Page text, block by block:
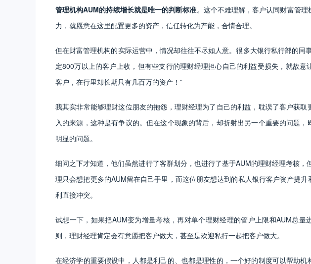
管理机构AUM的持续增长就是唯一的判断标准。这个不难理解，客户认同财富管
力，就愿意在这里配置更多的资产，信任转化为产能，合情合理。
但在财富管理机构的实际运营中，情况却往往不尽如人意。很多大银行私行部的同
定800万以上的客户上收，但有些支行的理财经理担心自己的利益受损失，就故意
客户，在行里却长期只有几百万的资产！”
我其实非常能够理财这位朋友的抱怨，理财经理为了自己的利益，耽误了客户获
入的来源，这种是有争议的。但在这个现象的背后，却折射出另一个重要的问题
明显的问题。
细问之下才知道，他们虽然进行了客群划分，也进行了基于AUM的理财经理考核
理只会想把更多的AUM留在自己手里，而这位朋友想达到的私人银行客户资产提
利直接冲突。
试想一下，如果把AUM变为增量考核，再对单个理财经理的管户上限和AUM总量
则，理财经理肯定会有意愿把客户做大，甚至是欢迎私行一起把客户做大。
在经济学的重要假设中，人都是利己的、也都是理性的，一个好的制度可以帮助